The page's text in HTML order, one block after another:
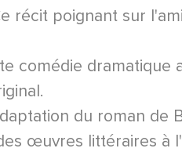
récit poignant sur
comédie dramatique
du roman de
œuvres littéraires à